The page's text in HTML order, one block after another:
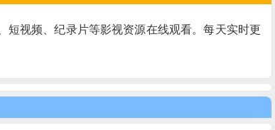
短视频、纪录片等影视资源在线观看。每天实时更